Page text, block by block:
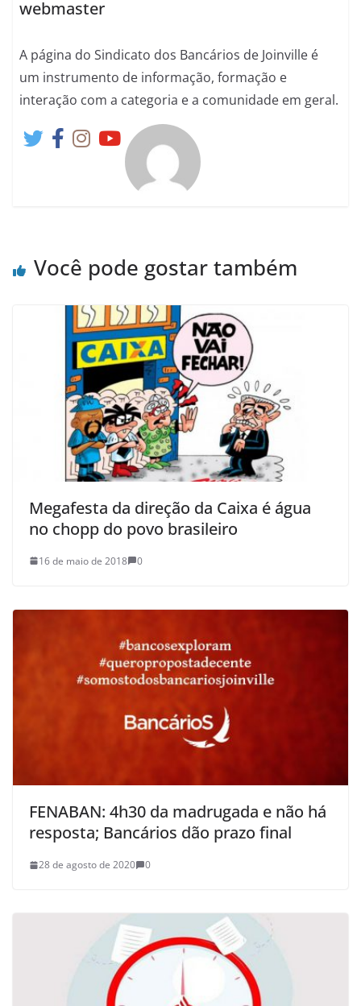
webmaster
A página do Sindicato dos Bancários de Joinville é
um instrumento de informação, formação e
interação com a categoria e a comunidade em geral.
Você pode gostar também
Megafesta da direção da Caixa é água
no chopp do povo brasileiro
16 de maio de 2018 0
FENABAN: 4h30 da madrugada e não há
resposta; Bancários dão prazo final
28 de agosto de 2020 0